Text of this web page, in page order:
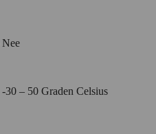
Nee
-30 – 50 Graden Celsius